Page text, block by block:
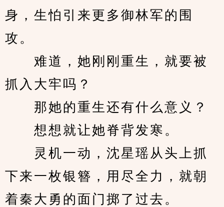
身，生怕引来更多御林军的围
攻。
难道，她刚刚重生，就要被
抓入大牢吗？
那她的重生还有什么意义？
想想就让她脊背发寒。
灵机一动，沈星瑶从头上抓
下来一枚银簪，用尽全力，就朝
着秦大勇的面门掷了过去。